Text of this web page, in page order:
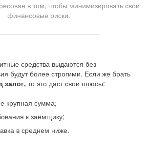
в том, чтобы минимизировать свои
финансовые риски.
средства выдаются без
будут более строгими. Если же брать
залог, то это даст свои плюсы:
крупная сумма;
к заёмщику;
в среднем ниже.